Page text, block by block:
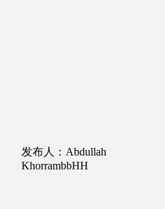
发布人：Abdullah
KhorrambbHH